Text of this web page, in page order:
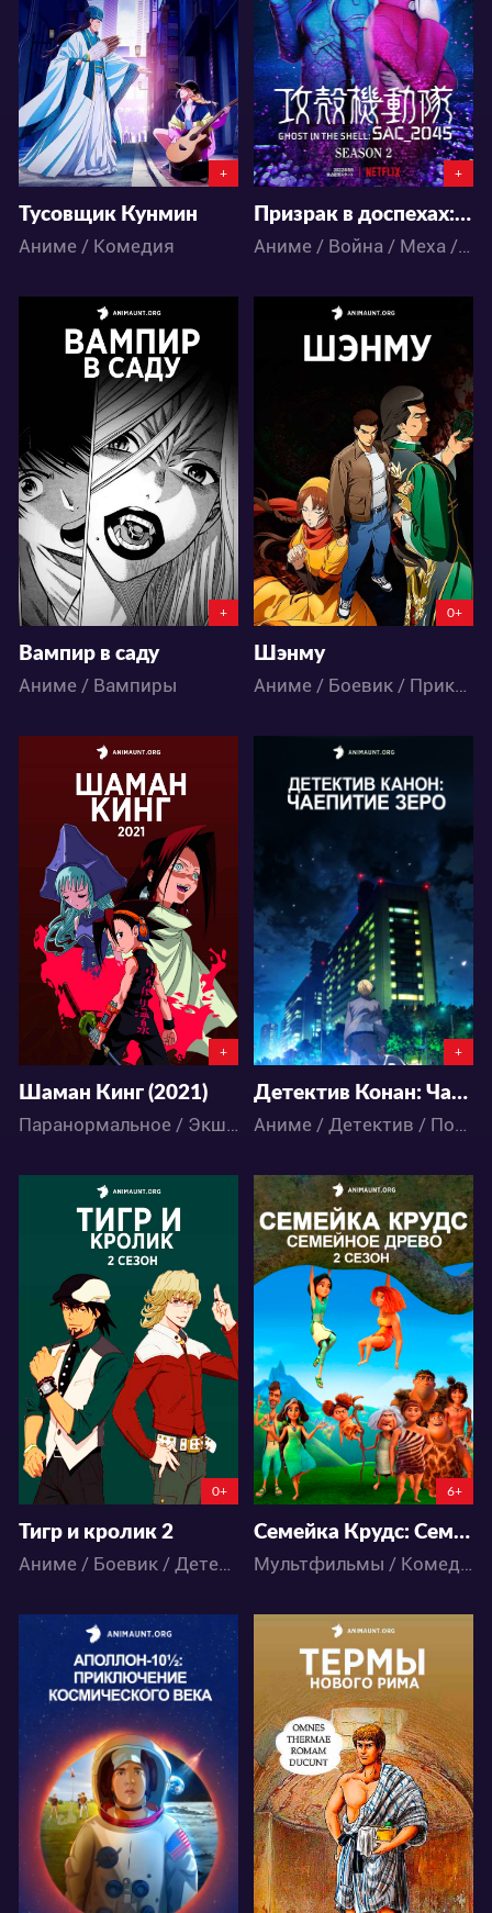
61 36
+
Тусовщик Кунмин
Аниме / Комедия
14 18
+
Призрак в доспехах: Синдром одиночки 2045 2 сезон
Аниме / Война / Меха / Фантастика / Экшен
16200
23 29
+
Вампир в саду
Аниме / Вампиры
17090
2 36
0+
Шэнму
Аниме / Боевик / Приключения
134074
50 150
+
Шаман Кинг (2021)
Паранормальное / Экшен / Комедия / Приключения
6270
4
+
Детектив Конан: Чаепитие Зеро
Аниме / Детектив / Повседневность / Сёнэн
6409
15 7
0+
Тигр и кролик 2
Аниме / Боевик / Детектив / Комедия / Экшен
5059
8 2
6+
Семейка Крудс: Семейное древо 2 сезон
Мультфильмы / Комедия / Приключения / Фэнтези
3918
5 2
7862
2 7